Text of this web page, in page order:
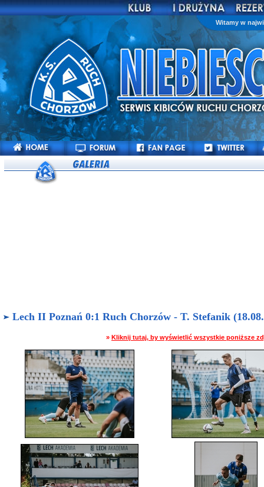
Witamy w
Lech II Poznań 0:1 Ruch Chorzów - T. Stefanik
» Kliknij tutaj, by wyświetlić wszystkie poniższe